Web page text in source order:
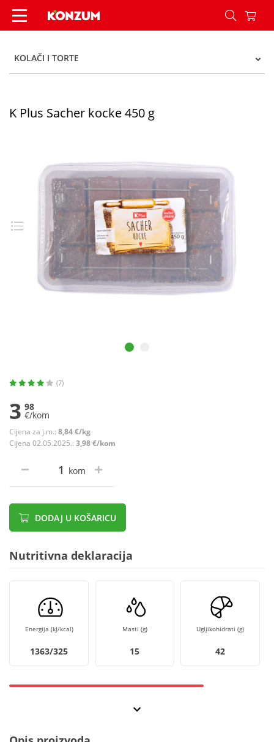
K Plus Sacher kocke 450 g - Konzum
KOLAČI I TORTE
K Plus Sacher kocke 450 g
(7)
3 98
€/kom
Cijena za j.m.: 8,84 €/kg
Cijena 02.05.2025.: 3,98 €/kom
kom
DODAJ U KOŠARICU
Nutritivna deklaracija
Energija (kJ/kcal)
1363/325
Masti (g)
15
Ugljikohidrati (g)
42